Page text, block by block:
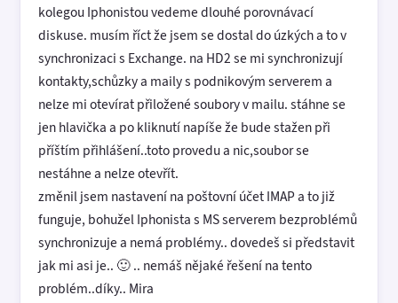
kolegou Iphonistou vedeme dlouhé porovnávací
diskuse. musím říct že jsem se dostal do úzkých a to v
synchronizaci s Exchange. na HD2 se mi synchronizují
kontakty,schůzky a maily s podnikovým serverem a
nelze mi otevírat přiložené soubory v mailu. stáhne se
jen hlavička a po kliknutí napíše že bude stažen při
příštím přihlášení..toto provedu a nic,soubor se
nestáhne a nelze otevřít.
změnil jsem nastavení na poštovní účet IMAP a to již
funguje, bohužel Iphonista s MS serverem bezproblémů
synchronizuje a nemá problémy.. dovedeš si představit
jak mi asi je.. 🙂 .. nemáš nějaké řešení na tento
problém..díky.. Mira